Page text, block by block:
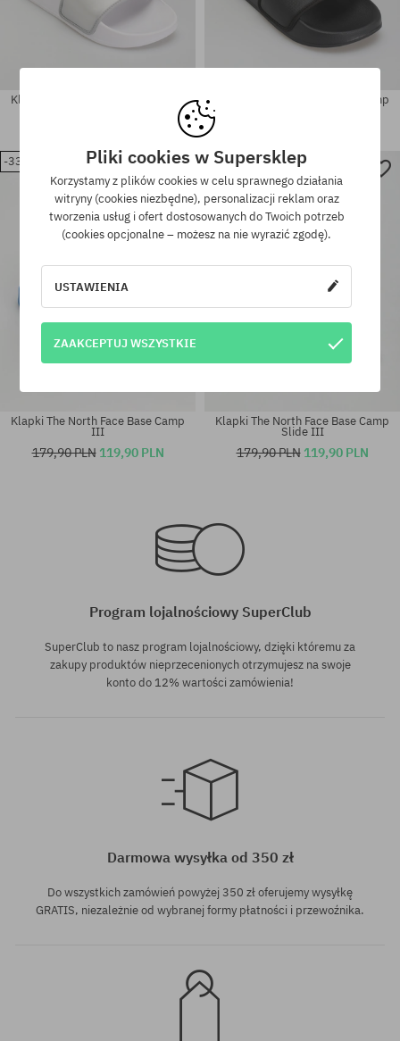
Dostępne rozmiary:
Dostępne rozmiary:
40.5
Klapki The North Face Base Camp Klapki The North Face Base Camp
-33%
Klapki The North Face Base Camp
III
179,90 PLN 119,90 PLN
-33%
Dostępne rozmiary:
Klapki The North Face Base Camp
Slide III
179,90 PLN 119,90 PLN
Program lojalnościowy SuperClub
SuperClub to nasz program lojalnościowy, dzięki któremu za
zakupy produktów nieprzecenionych otrzymujesz na swoje
konto do 12% wartości zamówienia!
Darmowa wysyłka od 350 zł
Do wszystkich zamówień powyżej 350 zł oferujemy wysyłkę
GRATIS, niezależnie od wybranej formy płatności i przewoźnika.
Pliki cookies w Supersklep
Korzystamy z plików cookies w celu sprawnego działania
witryny (cookies niezbędne), personalizacji reklam oraz
tworzenia usług i ofert dostosowanych do Twoich potrzeb
(cookies opcjonalne – możesz na nie wyrazić zgodę).
USTAWIENIA
ZAAKCEPTUJ WSZYSTKIE